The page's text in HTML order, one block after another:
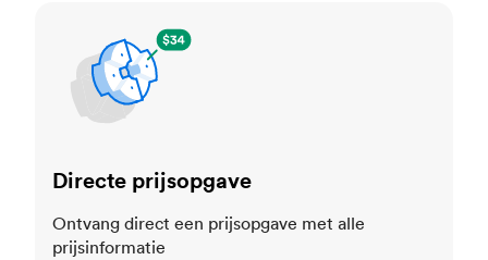
Directe prijsopgave
Ontvang direct een prijsopgave met alle
prijsinformatie